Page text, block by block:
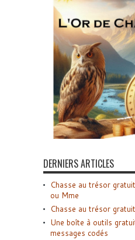
DERNIERS ARTICLES
Chasse au trésor
ou Mme
Chasse au trésor
Une boîte à outils
messages codés